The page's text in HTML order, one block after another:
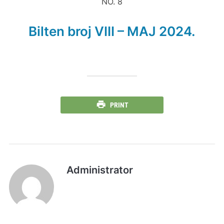
Bilten broj VIII – MAJ 2024.
PRINT
Administrator